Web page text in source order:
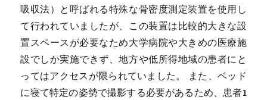
吸収法）と呼ばれる特殊な骨密度測定装置を使用し
て行われていましたが、この装置は比較的大きな設
置スペースが必要なため大学病院や大きめの医療施
設でしか実施できず、地方や低所得地域の患者にと
ってはアクセスが限られていました。 また、ベッド
に寝て特定の姿勢で撮影する必要があるため、患者1